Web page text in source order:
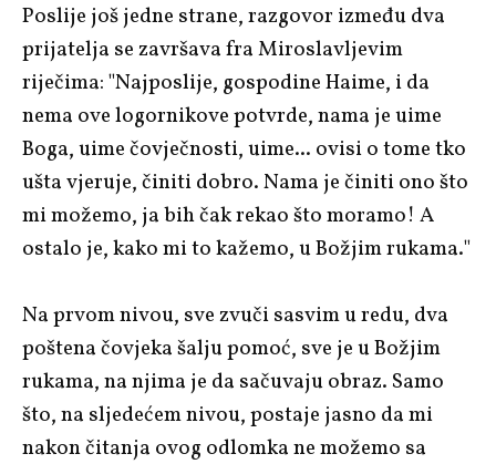
Poslije još jedne strane, razgovor između dva
prijatelja se završava fra Miroslavljevim
riječima: "Najposlije, gospodine Haime, i da
nema ove logornikove potvrde, nama je uime
Boga, uime čovječnosti, uime... ovisi o tome tko
ušta vjeruje, činiti dobro. Nama je činiti ono što
mi možemo, ja bih čak rekao što moramo! A
ostalo je, kako mi to kažemo, u Božjim rukama."
Na prvom nivou, sve zvuči sasvim u redu, dva
poštena čovjeka šalju pomoć, sve je u Božjim
rukama, na njima je da sačuvaju obraz. Samo
što, na sljedećem nivou, postaje jasno da mi
nakon čitanja ovog odlomka ne možemo sa